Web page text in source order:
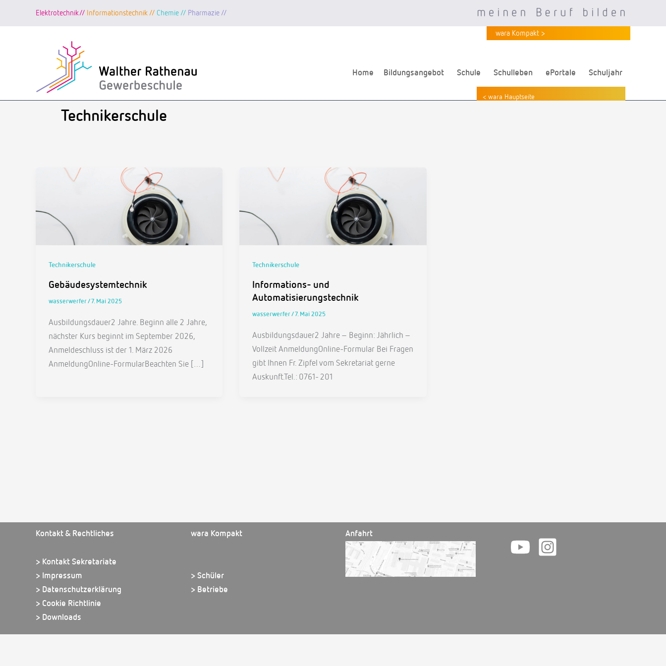
Elektrotechnik// Informationstechnik // Chemie // Pharmazie //
Home Bildungsangebot Schule Schulleben ePortale Schuljahr
wara Kompakt >
< wara Hauptseite
Technikerschule
Technikerschule
Gebäudesystemtechnik
wasserwerfer/ 7. Mai 2025
Ausbildungsdauer2 Jahre. Beginn alle 2 Jahre,
nächster Kurs beginnt im September 2026,
Anmeldeschluss ist der 1. März 2026
AnmeldungOnline-FormularBeachten Sie […]
Technikerschule
Informations- und
Automatisierungstechnik
wasserwerfer/ 7. Mai 2025
Ausbildungsdauer2 Jahre – Beginn: Jährlich –
Vollzeit AnmeldungOnline-Formular Bei Fragen
gibt Ihnen Fr. Zipfel vom Sekretariat gerne
Auskunft.Tel.: 0761- 201
Kontakt & Rechtliches
> Kontakt Sekretariate
> Impressum
> Datenschutzerklärung
> Cookie Richtlinie
> Downloads
wara Kompakt
> Schüler
> Betriebe
Anfahrt